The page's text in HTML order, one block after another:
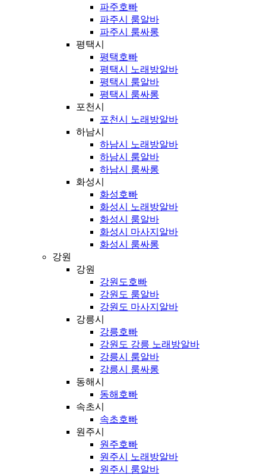
파주호빠
파주시 룸알바
파주시 룸싸롱
평택시
평택호빠
평택시 노래방알바
평택시 룸알바
평택시 룸싸롱
포천시
포천시 노래방알바
하남시
하남시 노래방알바
하남시 룸알바
하남시 룸싸롱
화성시
화성호빠
화성시 노래방알바
화성시 룸알바
화성시 마사지알바
화성시 룸싸롱
강원
강원
강원도호빠
강원도 룸알바
강원도 마사지알바
강릉시
강릉호빠
강원도 강릉 노래방알바
강릉시 룸알바
강릉시 룸싸롱
동해시
동해호빠
속초시
속초호빠
원주시
원주호빠
원주시 노래방알바
원주시 룸알바